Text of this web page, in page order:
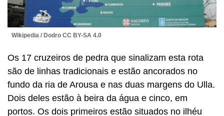
Wikipedia / Dodro CC BY-SA 4.0
Os 17 cruzeiros de pedra que sinalizam esta rota
são de linhas tradicionais e estão ancorados no
fundo da ria de Arousa e nas duas margens do Ulla.
Dois deles estão à beira da água e cinco, em
portos. Os dois primeiros estão situados no ilhéu